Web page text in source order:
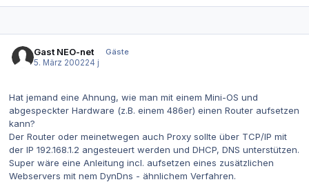
Gast NEO-net
Gäste
5. März 200224 j
Hat jemand eine Ahnung, wie man mit einem Mini-OS und
abgespeckter Hardware (z.B. einem 486er) einen Router aufsetzen
kann?
Der Router oder meinetwegen auch Proxy sollte über TCP/IP mit
der IP 192.168.1.2 angesteuert werden und DHCP, DNS unterstützen.
Super wäre eine Anleitung incl. aufsetzen eines zusätzlichen
Webservers mit nem DynDns - ähnlichem Verfahren.